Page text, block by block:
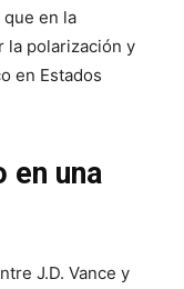
en la
la polarización y
en Estados
en una
J.D. Vance y